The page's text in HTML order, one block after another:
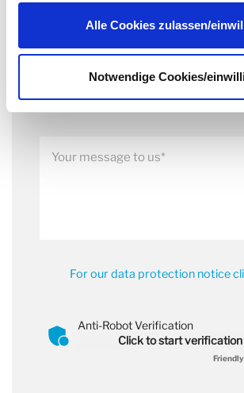
Datenschutzerklärung.
Alle Cookies zulassen/
Notwendige Cookies/
For our data protection notice
Anti-Robot Verification
Click to start verification
Friendly